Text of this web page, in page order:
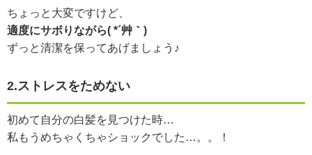
ちょっと大変ですけど、
適度にサボりながら( *´艸｀)
ずっと清潔を保ってあげましょう♪
2.ストレスをためない
初めて自分の白髪を見つけた時…
私もうめちゃくちゃショックでした…。。！